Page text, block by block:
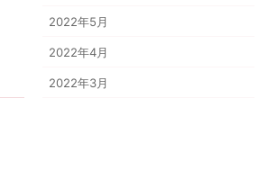
2022年5月
2022年4月
2022年3月